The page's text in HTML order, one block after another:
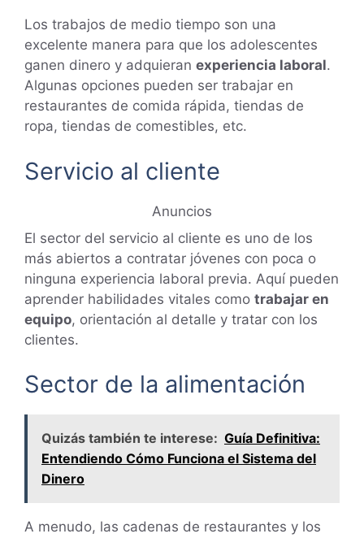
Los trabajos de medio tiempo son una
excelente manera para que los adolescentes
ganen dinero y adquieran experiencia laboral.
Algunas opciones pueden ser trabajar en
restaurantes de comida rápida, tiendas de
ropa, tiendas de comestibles, etc.
Servicio al cliente
Anuncios
El sector del servicio al cliente es uno de los
más abiertos a contratar jóvenes con poca o
ninguna experiencia laboral previa. Aquí pueden
aprender habilidades vitales como trabajar en
equipo, orientación al detalle y tratar con los
clientes.
Sector de la alimentación
Quizás también te interese: Guía Definitiva:
Entendiendo Cómo Funciona el Sistema del
Dinero
A menudo, las cadenas de restaurantes y los